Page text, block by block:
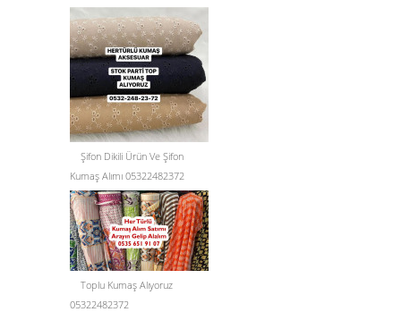
Şifon Dikili Ürün Ve Şifon
Kumaş Alımı 05322482372
Toplu Kumaş Alıyoruz
05322482372